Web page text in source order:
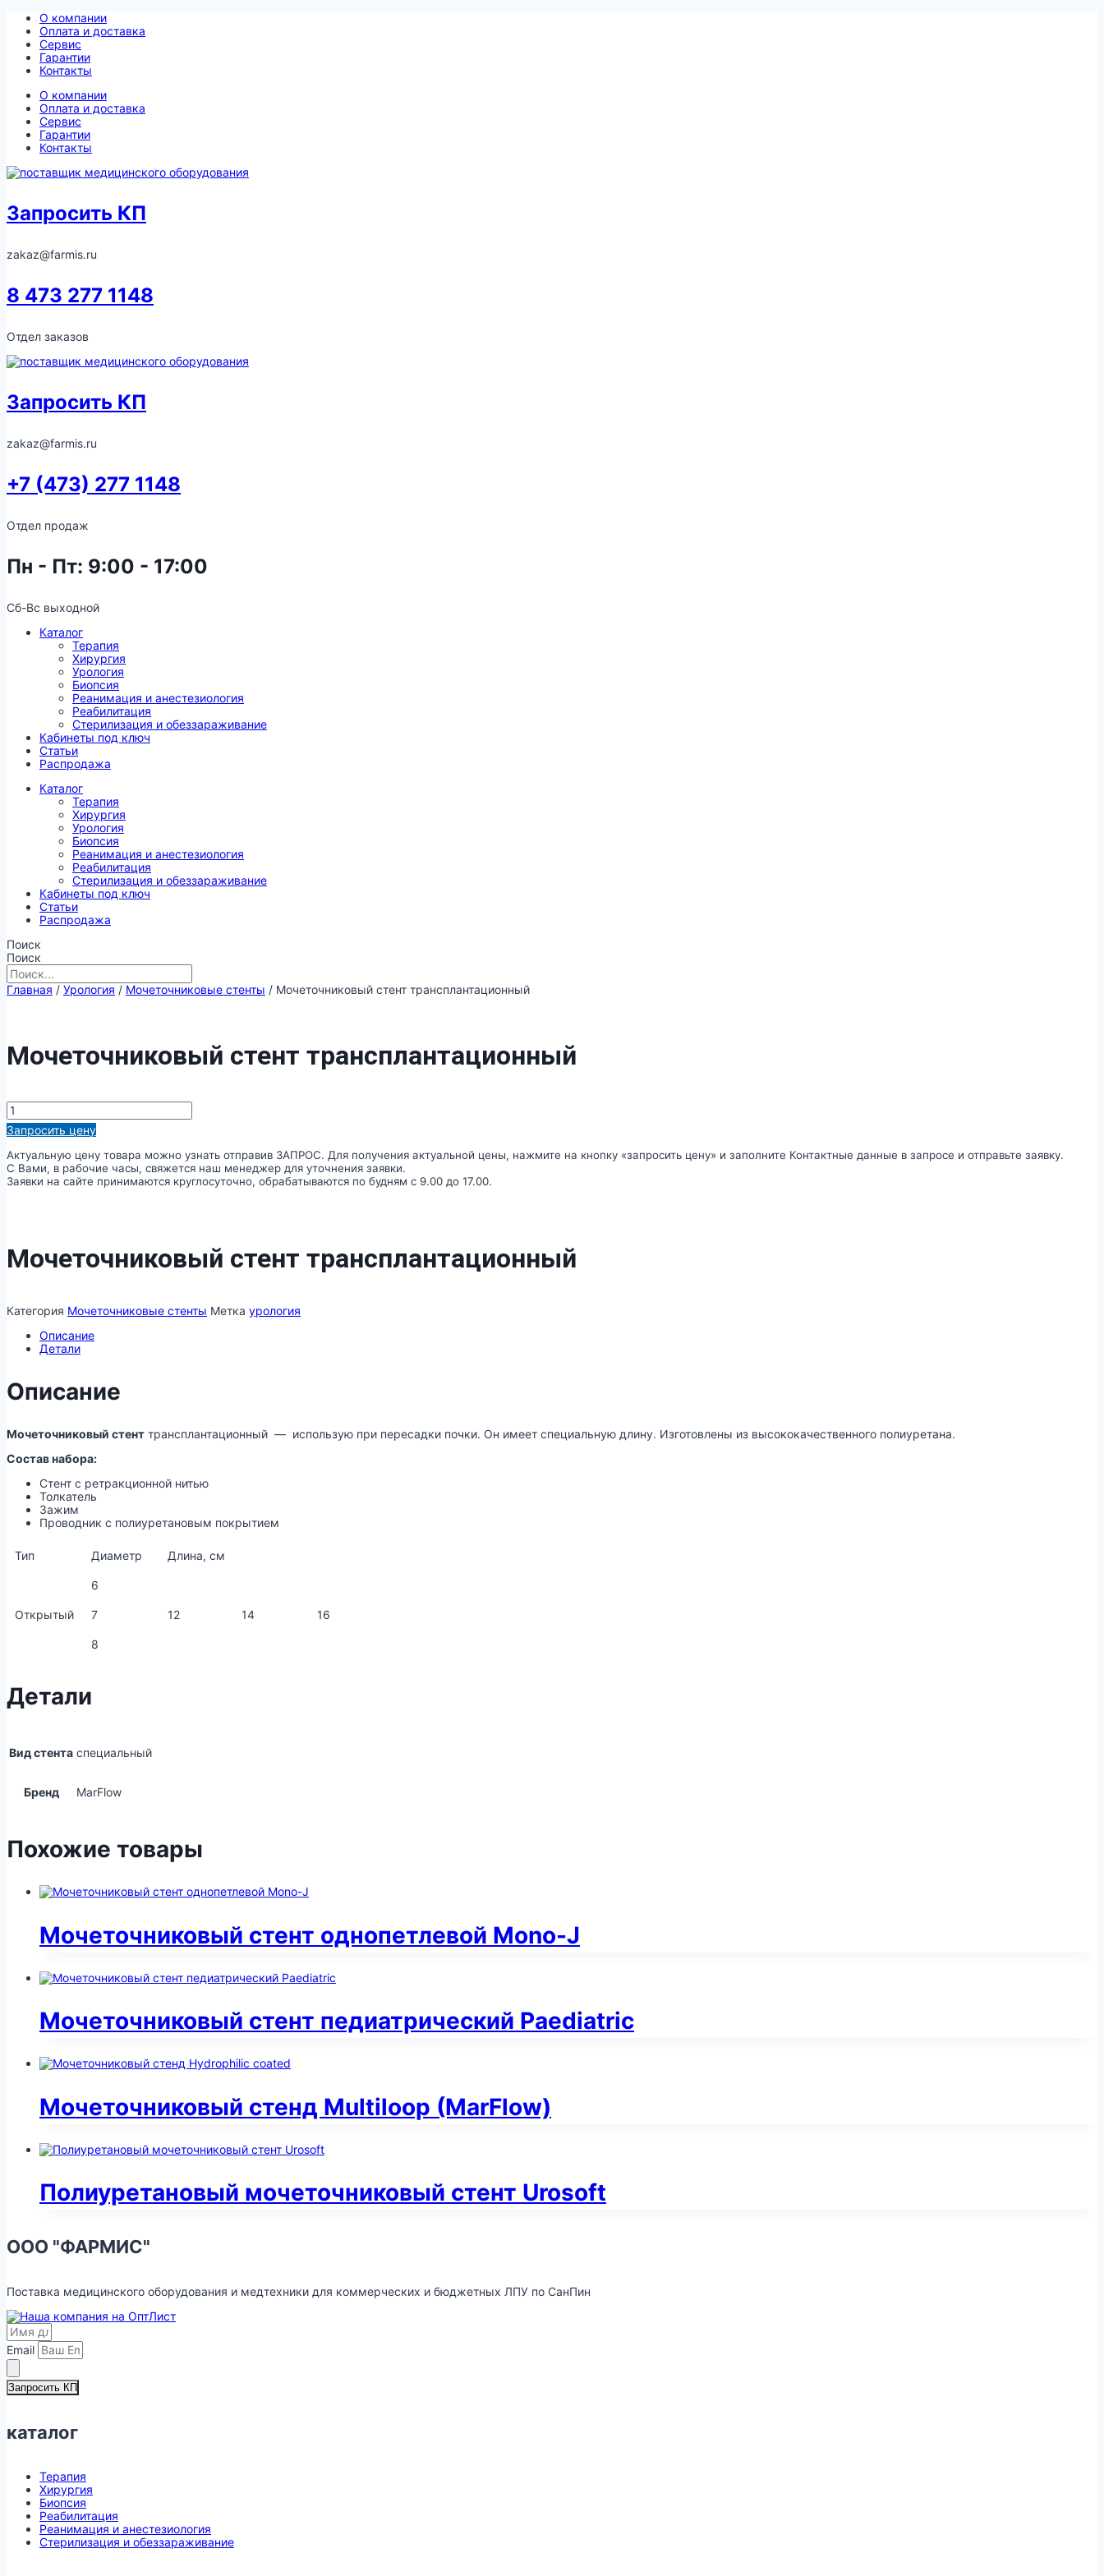
Перейти
содержимому
О компании
Оплата и доставка
Сервис
Гарантии
Контакты
О компании
Оплата и доставка
Сервис
Гарантии
Контакты
Запросить КП
zakaz@farmis.ru
8 473 277 1148
Отдел заказов
Запросить КП
zakaz@farmis.ru
+7 (473) 277 1148
Отдел продаж
Пн - Пт: 9:00 - 17:00
Сб-Вс выходной
Каталог
Терапия
Хирургия
Урология
Биопсия
Реанимация и анестезиология
Реабилитация
Стерилизация и обеззараживание
Кабинеты под ключ
Статьи
Распродажа
Каталог
Терапия
Хирургия
Урология
Биопсия
Реанимация и анестезиология
Реабилитация
Стерилизация и обеззараживание
Кабинеты под ключ
Статьи
Распродажа
Поиск
Поиск
Главная / Урология / Мочеточниковые стенты / Мочеточниковый стент трансплантационный
Мочеточниковый стент трансплантационный
Количество
товара
Мочеточниковый
трансплантационный
Запросить цену
Актуальную цену товара можно узнать отправив ЗАПРОС. Для получения актуальной цены, нажмите на кнопку «запросить цену» и заполните Контактные данные в запросе и отправьте заявку.
С Вами, в рабочие часы, свяжется наш менеджер для уточнения заявки.
Заявки на сайте принимаются круглосуточно, обрабатываются по будням с 9.00 до 17.00.
Мочеточниковый стент трансплантационный
Категория Мочеточниковые стенты Метка урология
Описание
Детали
Описание
Мочеточниковый стент трансплантационный — использую при пересадки почки. Он имеет специальную длину. Изготовлены из высококачественного полиуретана.
Состав набора:
Стент с ретракционной нитью
Толкатель
Зажим
Проводник с полиуретановым покрытием
Тип Диаметр Длина, см
Открытый
6
12 14 16
7
8
Детали
Вид стента специальный
Бренд MarFlow
Похожие товары
Мочеточниковый стент однопетлевой Mono-J
Мочеточниковый стент педиатрический Paediatric
Мочеточниковый стенд Multiloop (MarFlow)
Полиуретановый мочеточниковый стент Urosoft
ООО "ФАРМИС"
Поставка медицинского оборудования и медтехники для коммерческих и бюджетных ЛПУ по СанПин
Email
Запросить КП
каталог
Терапия
Хирургия
Биопсия
Реабилитация
Реанимация и анестезиология
Стерилизация и обеззараживание